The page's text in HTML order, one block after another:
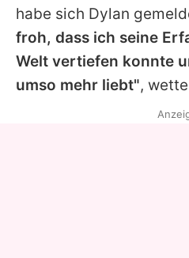
habe sich Dylan
froh, dass ich seine
Welt vertiefen konnte
umso mehr liebt",